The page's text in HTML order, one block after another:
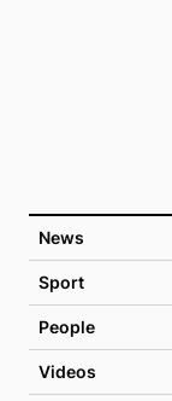
News
Sport
People
Videos